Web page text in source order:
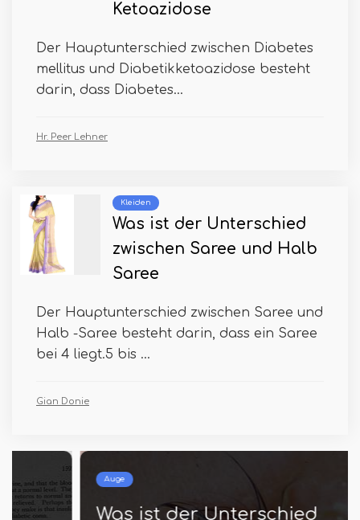
Ketoazidose
Der Hauptunterschied zwischen Diabetes
mellitus und Diabetikketoazidose besteht
darin, dass Diabetes...
Hr. Peer Lehner
Kleiden
Was ist der Unterschied
zwischen Saree und Halb
Saree
Der Hauptunterschied zwischen Saree und
Halb -Saree besteht darin, dass ein Saree
bei 4 liegt.5 bis ...
Gian Donie
Was ist der Unterschied